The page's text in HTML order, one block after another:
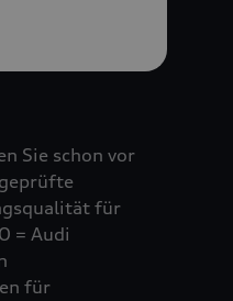
Sie schon vor
für
= Audi
für